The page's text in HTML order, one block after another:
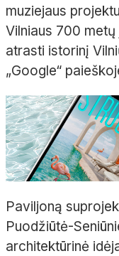
muziejaus
Vilniaus 700
atrasti istorinį
„Google“
Paviljoną
Puodžiūtė-
architektūrinė